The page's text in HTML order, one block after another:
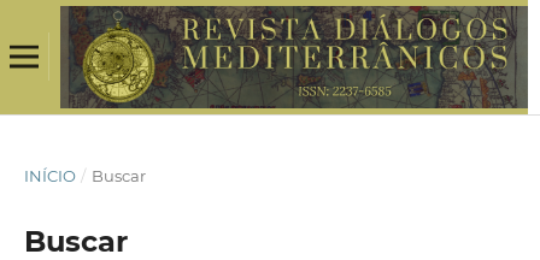
INÍCIO / Buscar
Buscar